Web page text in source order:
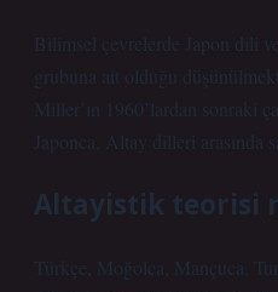
Bilimsel çevrelerde Japon dili
grubuna ait olduğu
Miller’ın 1960’lardan sonraki
Japonca, Altay dilleri arasında
Altayistik teorisi
Türkçe, Moğolca, Mançuca,